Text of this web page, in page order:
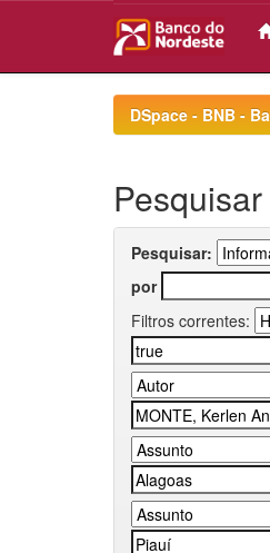
DSpace - BNB -
Pesquisar
Pesquisar:
por
Filtros correntes: